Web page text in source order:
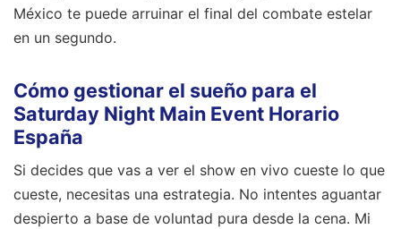
México te puede arruinar el final del combate estelar
en un segundo.
Cómo gestionar el sueño para el
Saturday Night Main Event Horario
España
Si decides que vas a ver el show en vivo cueste lo que
cueste, necesitas una estrategia. No intentes aguantar
despierto a base de voluntad pura desde la cena. Mi